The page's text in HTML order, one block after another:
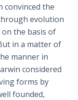
convinced the
evolution
the basis of
in a matter of
manner in
considered
forms by
founded,